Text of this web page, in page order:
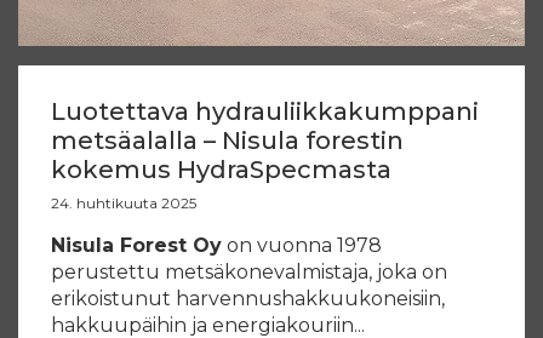
Luotettava hydrauliikkakumppani
metsäalalla – Nisula forestin
kokemus HydraSpecmasta
24. huhtikuuta 2025
Nisula Forest Oy on vuonna 1978
perustettu metsäkonevalmistaja, joka on
erikoistunut harvennushakkuukoneisiin,
hakkuupäihin ja energiakouriin...